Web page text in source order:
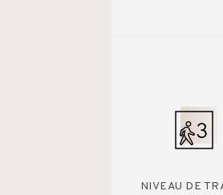
NIVEAU DE